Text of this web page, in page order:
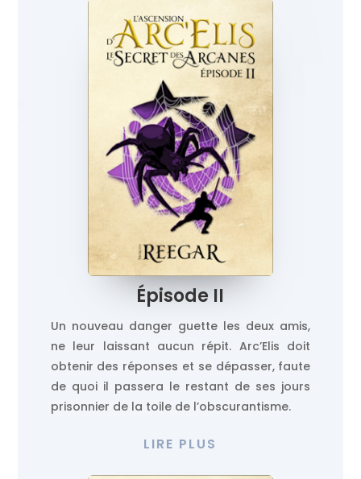
Épisode II
Un nouveau danger guette les deux amis,
ne leur laissant aucun répit. Arc’Elis doit
obtenir des réponses et se dépasser, faute
de quoi il passera le restant de ses jours
prisonnier de la toile de l’obscurantisme.
LIRE PLUS